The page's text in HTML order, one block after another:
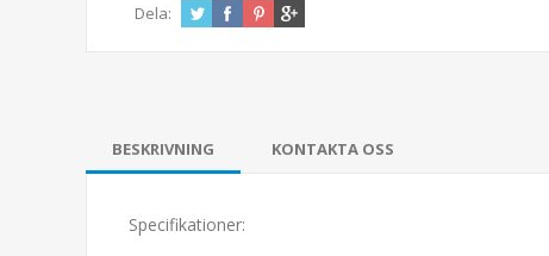
Dela:
BESKRIVNING KONTAKTA OSS
Specifikationer: